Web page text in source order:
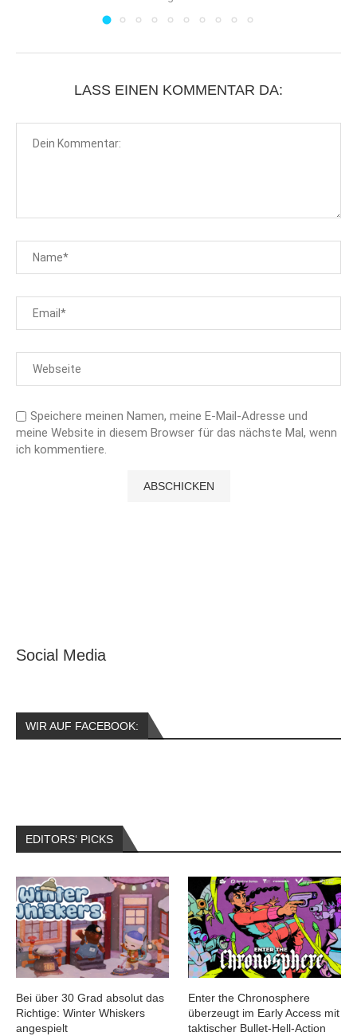
LASS EINEN KOMMENTAR DA:
Speichere meinen Namen, meine E-Mail-Adresse und
meine Website in diesem Browser für das nächste Mal, wenn
ich kommentiere.
Social Media
WIR AUF FACEBOOK:
EDITORS‘ PICKS
Bei über 30 Grad absolut das
Richtige: Winter Whiskers
angespielt
Enter the Chronosphere
überzeugt im Early Access mit
taktischer Bullet-Hell-Action